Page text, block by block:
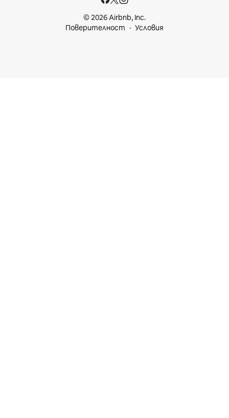
© 2026 Airbnb, Inc.
Поверителност
Условия